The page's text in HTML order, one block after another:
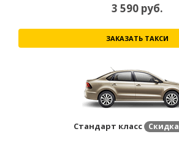
3 590 руб.
ЗАКАЗАТЬ ТАКСИ
Стандарт класс Скидка